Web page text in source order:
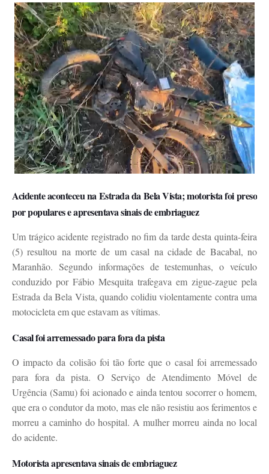
Acidente aconteceu na Estrada da Bela Vista; motorista foi preso
por populares e apresentava sinais de embriaguez
Um trágico acidente registrado no fim da tarde desta quinta-feira
(5) resultou na morte de um casal na cidade de Bacabal, no
Maranhão. Segundo informações de testemunhas, o veículo
conduzido por Fábio Mesquita trafegava em zigue-zague pela
Estrada da Bela Vista, quando colidiu violentamente contra uma
motocicleta em que estavam as vítimas.
Casal foi arremessado para fora da pista
O impacto da colisão foi tão forte que o casal foi arremessado
para fora da pista. O Serviço de Atendimento Móvel de
Urgência (Samu) foi acionado e ainda tentou socorrer o homem,
que era o condutor da moto, mas ele não resistiu aos ferimentos e
morreu a caminho do hospital. A mulher morreu ainda no local
do acidente.
Motorista apresentava sinais de embriaguez